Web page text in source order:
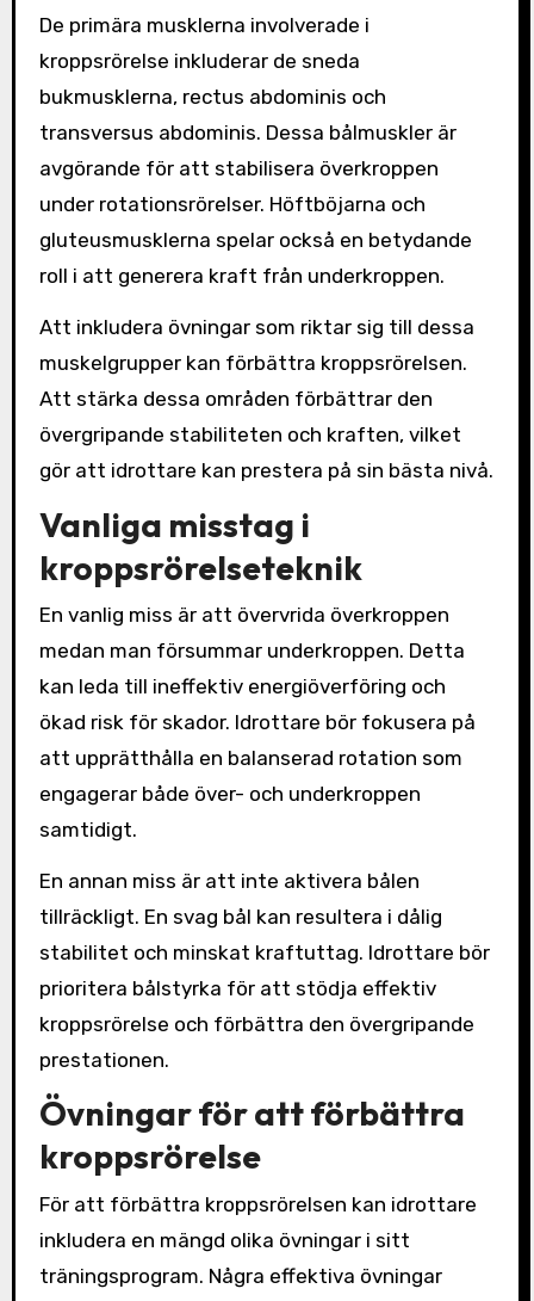
De primära musklerna involverade i
kroppsrörelse inkluderar de sneda
bukmusklerna, rectus abdominis och
transversus abdominis. Dessa bålmuskler är
avgörande för att stabilisera överkroppen
under rotationsrörelser. Höftböjarna och
gluteusmusklerna spelar också en betydande
roll i att generera kraft från underkroppen.
Att inkludera övningar som riktar sig till dessa
muskelgrupper kan förbättra kroppsrörelsen.
Att stärka dessa områden förbättrar den
övergripande stabiliteten och kraften, vilket
gör att idrottare kan prestera på sin bästa nivå.
Vanliga misstag i
kroppsrörelseteknik
En vanlig miss är att övervrida överkroppen
medan man försummar underkroppen. Detta
kan leda till ineffektiv energiöverföring och
ökad risk för skador. Idrottare bör fokusera på
att upprätthålla en balanserad rotation som
engagerar både över- och underkroppen
samtidigt.
En annan miss är att inte aktivera bålen
tillräckligt. En svag bål kan resultera i dålig
stabilitet och minskat kraftuttag. Idrottare bör
prioritera bålstyrka för att stödja effektiv
kroppsrörelse och förbättra den övergripande
prestationen.
Övningar för att förbättra
kroppsrörelse
För att förbättra kroppsrörelsen kan idrottare
inkludera en mängd olika övningar i sitt
träningsprogram. Några effektiva övningar